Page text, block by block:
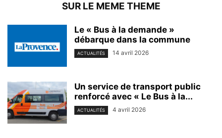
SUR LE MEME THEME
Le « Bus à la demande »
débarque dans la commune
ACTUALITÉS 14 avril 2026
Un service de transport public
renforcé avec « Le Bus à la...
ACTUALITÉS 4 avril 2026